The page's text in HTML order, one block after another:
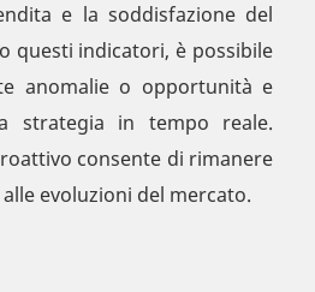
e la soddisfazione del
questi indicatori, è possibile
anomalie o opportunità e
strategia in tempo reale.
consente di rimanere
evoluzioni del mercato.